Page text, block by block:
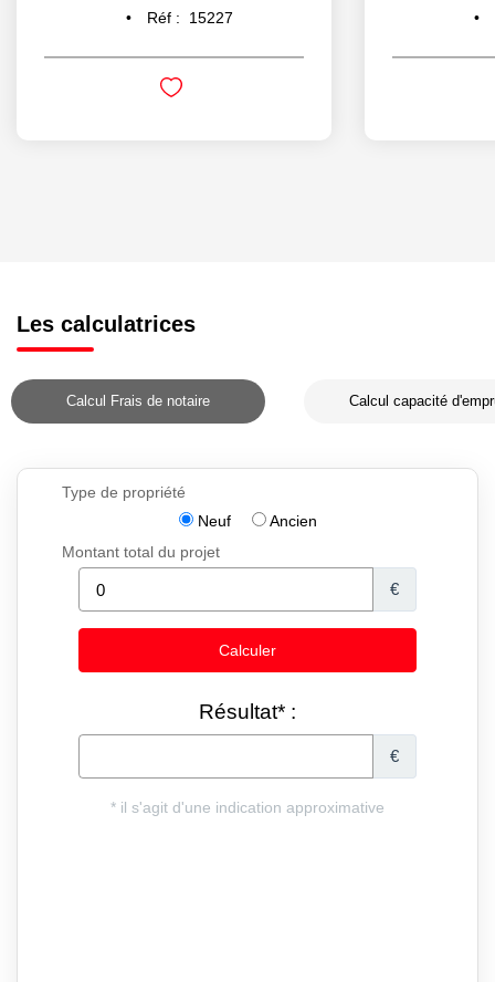
Réf : 15227
Les calculatrices
Calcul Frais de notaire Calcul capacité